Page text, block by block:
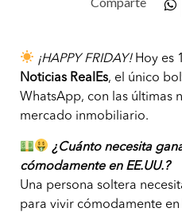
¡HAPPY FRIDAY!Hoy es
Noticias RealEs, el único
WhatsApp, con las últimas
mercado inmobiliario.
¿Cuánto necesita
cómodamente en EE.UU.?
Una persona soltera
para vivir cómodamente